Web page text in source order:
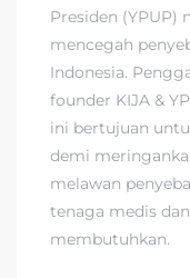
Presiden (YPUP)
mencegah
Indonesia.
founder KIJA &
ini bertujuan
demi
melawan
tenaga medis
membutuhkan.